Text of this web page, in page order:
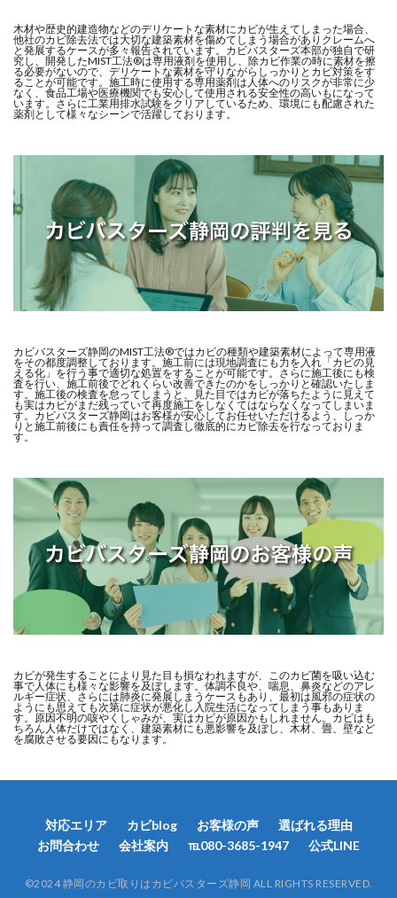
木材や歴史的建造物などのデリケートな素材にカビが生えてしまった場合、
他社のカビ除去法では大切な建築素材を傷めてしまう場合がありクレームへ
と発展するケースが多々報告されています。カビバスターズ本部が独自で研
究し、開発したMIST工法®は専用液剤を使用し、除カビ作業の時に素材を擦
る必要がないので、デリケートな素材を守りながらしっかりとカビ対策をす
ることが可能です。施工時に使用する専用薬剤は人体へのリスクが非常に少
なく、食品工場や医療機関でも安心して使用される安全性の高いもになって
います。さらに工業用排水試験をクリアしているため、環境にも配慮された
薬剤として様々なシーンで活躍しております。
カビバスターズ静岡のMIST工法®ではカビの種類や建築素材によって専用液
をその都度調整しております。施工前には現地調査にも力を入れ「カビの見
える化」を行う事で適切な処置をすることが可能です。さらに施工後にも検
査を行い、施工前後でどれくらい改善できたのかをしっかりと確認いたしま
す。施工後の検査を怠ってしまうと、見た目ではカビが落ちたように見えて
も実はカビがまだ残っていて再度施工をしなくてはならなくなってしまいま
す。カビバスターズ静岡はお客様が安心してお任せいただけるよう、しっか
りと施工前後にも責任を持って調査し徹底的にカビ除去を行なっておりま
す。
カビが発生することにより見た目も損なわれますが、このカビ菌を吸い込む
事で人体にも様々な影響を及ぼします。体調不良や、喘息、鼻炎などのアレ
ルギー症状、さらには肺炎に発展しまうケースもあり、最初は風邪の症状の
ようにも思えても次第に症状が悪化し入院生活になってしまう事もありま
す。原因不明の咳やくしゃみが、実はカビが原因かもしれません。カビはも
ちろん人体だけではなく、建築素材にも悪影響を及ぼし、木材、畳、壁など
を腐敗させる要因にもなります。
対応エリア カビblog お客様の声
選ばれる理由
お問合わせ
会社案内 ℡080-3685-1947 公式LINE
©︎2024 静岡のカビ取りはカビバスターズ静岡 ALL RIGHTS RESERVED.